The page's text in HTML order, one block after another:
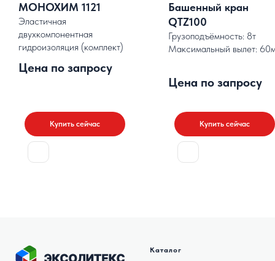
МОНОХИМ 1121
Эластичная
двухкомпонентная
гидроизоляция (комплект)
Цена по запросу
Купить сейчас
Башенный кран
QTZ100
Грузоподъёмность: 8т
Максимальный вылет:
Цена по запросу
Купить сейчас
Каталог